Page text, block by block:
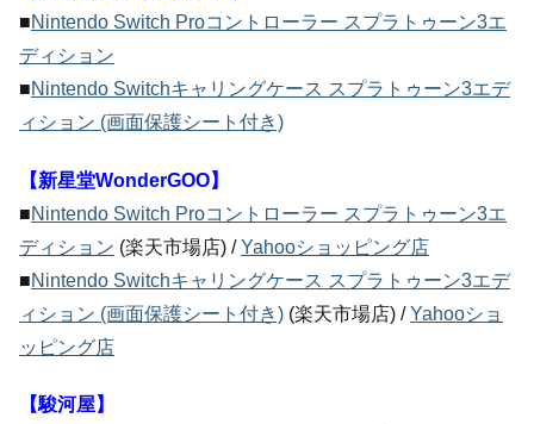
■Nintendo Switch Proコントローラー スプラトゥーン3エ
ディション
■Nintendo Switchキャリングケース スプラトゥーン3エデ
ィション (画面保護シート付き)
【新星堂WonderGOO】
■Nintendo Switch Proコントローラー スプラトゥーン3エ
ディション (楽天市場店) /Yahooショッピング店
■Nintendo Switchキャリングケース スプラトゥーン3エデ
ィション (画面保護シート付き) (楽天市場店) /Yahooショ
ッピング店
【駿河屋】